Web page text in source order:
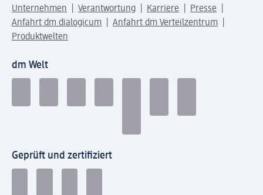
Unternehmen Verantwortung Karriere
Presse
Anfahrt dm dialogicum
Anfahrt dm Verteilzentrum
Produktwelten
dm Welt
Geprüft und zertifiziert